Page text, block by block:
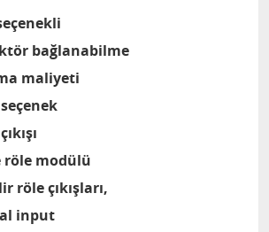
bağlanabilme
maliyeti
röle modülü
röle çıkışları,
input